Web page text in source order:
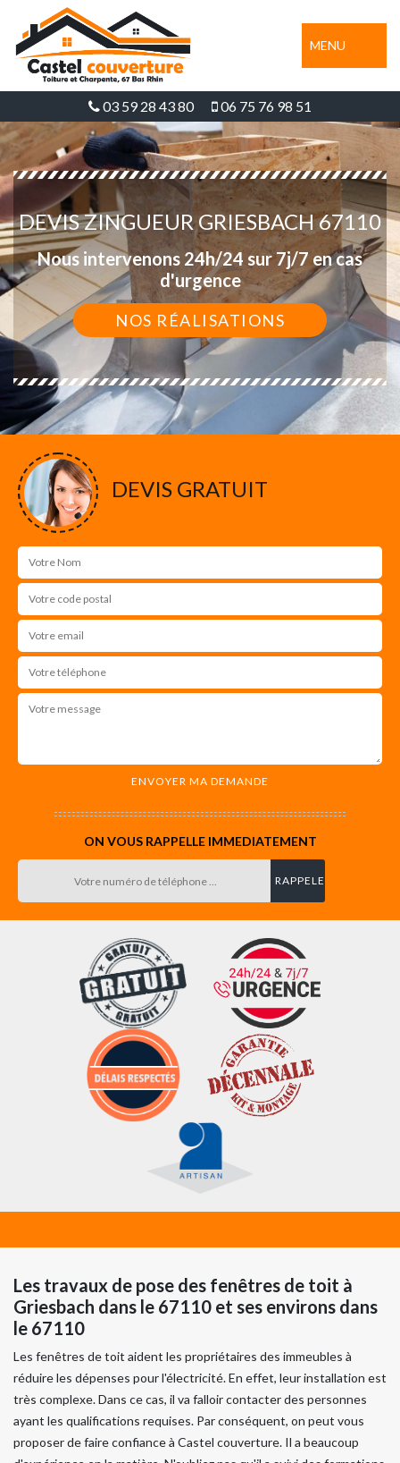
MENU
03 59 28 43 80 06 75 76 98 51
DEVIS ZINGUEUR GRIESBACH 67110
Nous intervenons 24h/24 sur 7j/7 en cas
d'urgence
NOS RÉALISATIONS
DEVIS GRATUIT
ON VOUS RAPPELLE IMMEDIATEMENT
Les travaux de pose des fenêtres de toit à
Griesbach dans le 67110 et ses environs dans
le 67110
Les fenêtres de toit aident les propriétaires des immeubles à
réduire les dépenses pour l'électricité. En effet, leur installation est
très complexe. Dans ce cas, il va falloir contacter des personnes
ayant les qualifications requises. Par conséquent, on peut vous
proposer de faire confiance à Castel couverture. Il a beaucoup